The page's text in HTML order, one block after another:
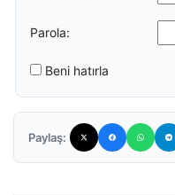
Parola:
Beni hatırla
Paylaş: